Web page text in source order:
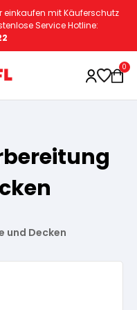
einkaufen mit Käuferschutz
Service Hotline:
0
und Decken